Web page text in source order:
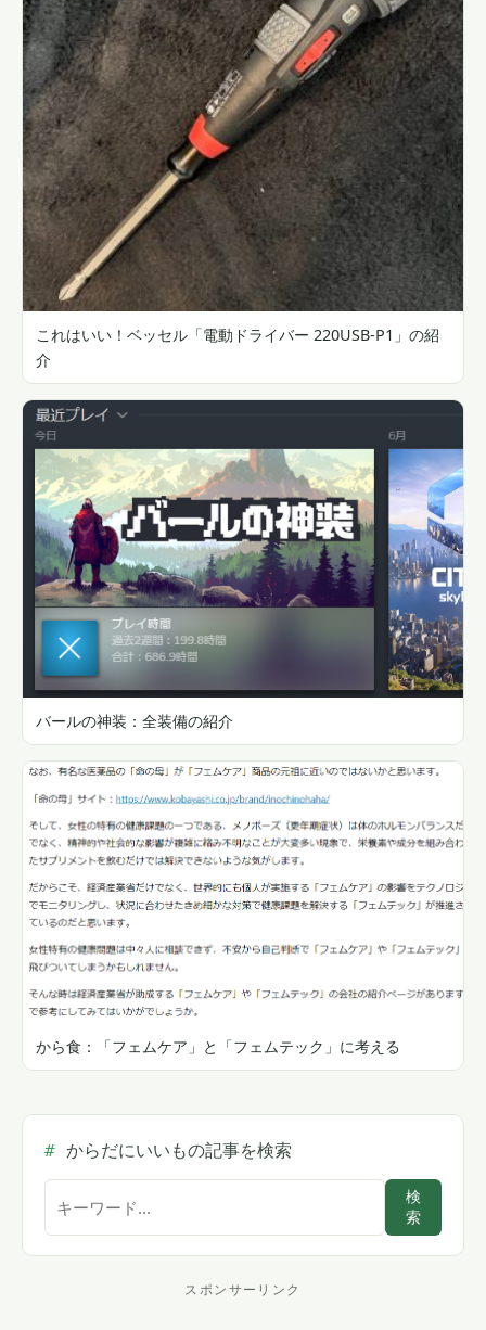
これはいい！ベッセル「電動ドライバー 220USB-P1」の紹
介
バールの神装：全装備の紹介
から食：「フェムケア」と「フェムテック」に考える
からだにいいもの記事を検索
ト
検
索
スポンサーリンク